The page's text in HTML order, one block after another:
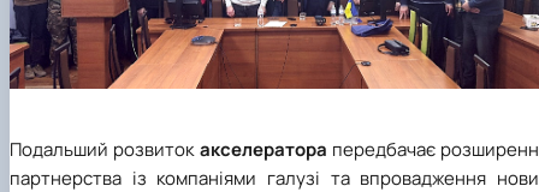
Подальший розвитокакселератора передбачає
партнерства із компаніями галузі та впровадження